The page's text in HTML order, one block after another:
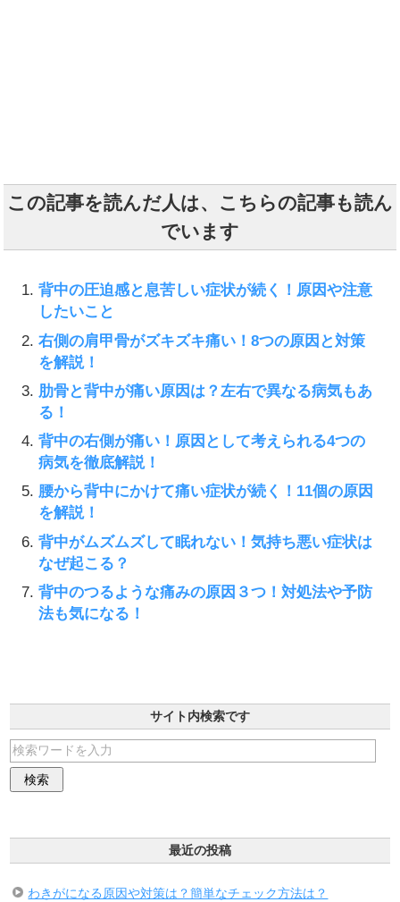
この記事を読んだ人は、こちらの記事も読ん
でいます
背中の圧迫感と息苦しい症状が続く！原因や注意
したいこと
右側の肩甲骨がズキズキ痛い！8つの原因と対策
を解説！
肋骨と背中が痛い原因は？左右で異なる病気もあ
る！
背中の右側が痛い！原因として考えられる4つの
病気を徹底解説！
腰から背中にかけて痛い症状が続く！11個の原因
を解説！
背中がムズムズして眠れない！気持ち悪い症状は
なぜ起こる？
背中のつるような痛みの原因３つ！対処法や予防
法も気になる！
サイト内検索です
最近の投稿
わきがになる原因や対策は？簡単なチェック方法は？